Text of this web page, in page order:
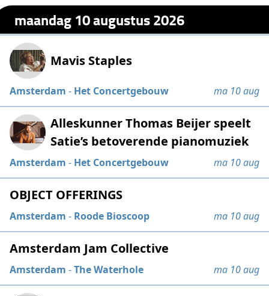
maandag 10 augustus 2026
Mavis Staples
Amsterdam - Het Concertgebouw ma 10 aug
Alleskunner Thomas Beijer speelt
Satie’s betoverende pianomuziek
Amsterdam - Het Concertgebouw ma 10 aug
OBJECT OFFERINGS
Amsterdam - Roode Bioscoop ma 10 aug
Amsterdam Jam Collective
Amsterdam -The Waterhole ma 10 aug